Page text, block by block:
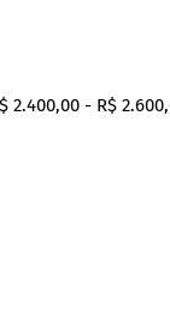
2.400,00 - R$